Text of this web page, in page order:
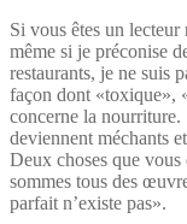
Si vous êtes un
même si je préconise
restaurants, je ne suis
façon dont «toxique»,
concerne la nourriture.
deviennent méchants
Deux choses que
sommes tous des
parfait n’existe pas».